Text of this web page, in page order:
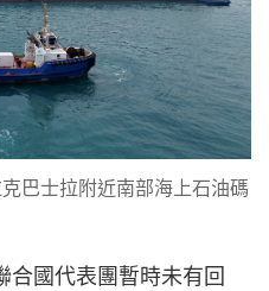
巴士拉附近南部海上石油碼
合國代表團暫時未有回